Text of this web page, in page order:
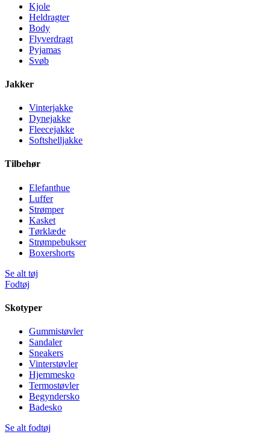
Kjole
Heldragter
Body
Flyverdragt
Pyjamas
Svøb
Jakker
Vinterjakke
Dynejakke
Fleecejakke
Softshelljakke
Tilbehør
Elefanthue
Luffer
Strømper
Kasket
Tørklæde
Strømpebukser
Boxershorts
Se alt tøj
Fodtøj
Skotyper
Gummistøvler
Sandaler
Sneakers
Vinterstøvler
Hjemmesko
Termostøvler
Begyndersko
Badesko
Se alt fodtøj